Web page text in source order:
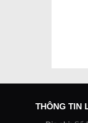
THÔNG TIN